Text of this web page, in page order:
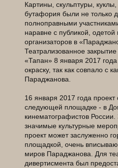
Картины, скульптуры,
бутафория были не только
полноправными
наравне с публикой, одетой
организаторов в
Театрализованное
«Тапан» 8 января 2017
окраску, так как совпало с
Параджанова.
16 января 2017 года проект
следующей площадке - в
кинематографистов России.
значимые культурные
проект может заслуженно
площадкой, очень
миров Параджанова. Для
дивертисмента был